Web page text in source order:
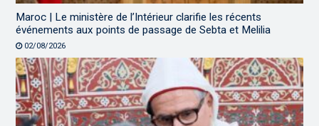
Maroc | Le ministère de l’Intérieur clarifie les récents
événements aux points de passage de Sebta et Melilia
02/08/2026